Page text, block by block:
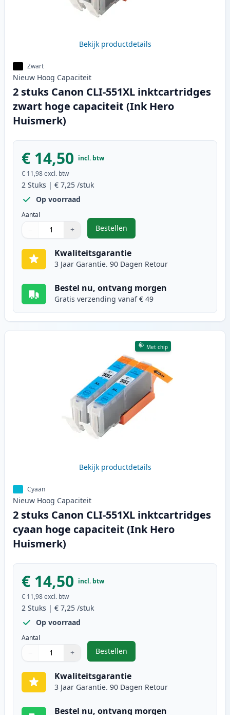
Bekijk productdetails
Zwart
Nieuw Hoog Capaciteit
2 stuks Canon CLI-551XL inktcartridges
zwart hoge capaciteit (Ink Hero
Huismerk)
€ 14,50 incl. btw
€ 11,98excl. btw
2 Stuks | € 7,25 /stuk
Op voorraad
Aantal
Gebruik de knoppen om aan te passen
− +
1
Bestellen
,2 stuks Canon CLI-551XL
Kwaliteitsgarantie
3 Jaar Garantie. 90 Dagen Retour
Bestel nu, ontvang morgen
Gratis verzending vanaf € 49
Met chip
Bekijk productdetails
Cyaan
Nieuw Hoog Capaciteit
2 stuks Canon CLI-551XL inktcartridges
cyaan hoge capaciteit (Ink Hero
Huismerk)
€ 14,50 incl. btw
€ 11,98excl. btw
2 Stuks | € 7,25 /stuk
Op voorraad
Aantal
Gebruik de knoppen om aan te passen
− +
1
Bestellen
,2 stuks Canon CLI-551XL
Kwaliteitsgarantie
3 Jaar Garantie. 90 Dagen Retour
Bestel nu, ontvang morgen